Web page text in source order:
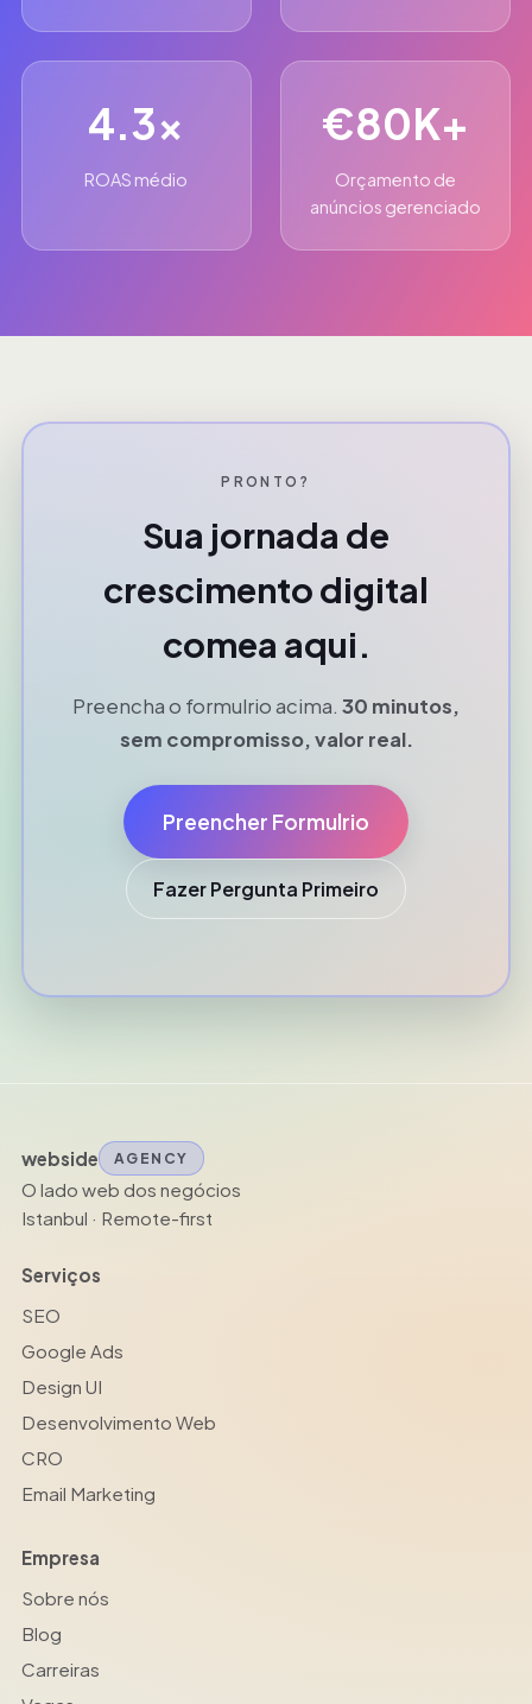
4.3x
ROAS médio
€80K+
Orçamento de
anúncios gerenciado
PRONTO?
Sua jornada de
crescimento digital
comea aqui.
Preencha o formulrio acima. 30 minutos,
sem compromisso, valor real.
Preencher Formulrio
Fazer Pergunta Primeiro
webside AGENCY
O lado web dos negócios
Istanbul · Remote-first
Serviços
SEO
Google Ads
Design UI
Desenvolvimento Web
CRO
Email Marketing
Empresa
Sobre nós
Blog
Carreiras